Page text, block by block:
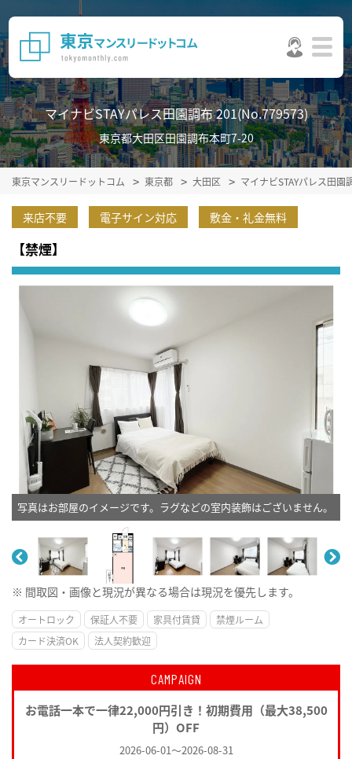
マイナビSTAYパレス田園調布 201(No.779573)
東京都大田区田園調布本町7-20
東京マンスリードットコム 東京都 大田区 マイナビSTAYパレス田園
来店不要 電子サイン対応 敷金・礼金無料
【禁煙】
写真はお部屋のイメージです。ラグなどの室内装飾はございません。
※ 間取図・画像と現況が異なる場合は現況を優先します。
オートロック 保証人不要 家具付賃貸
禁煙ルーム
カード決済OK
法人契約歓迎
CAMPAIGN
お電話一本で一律22,000円引き！初期費用（最大38,500
円）OFF
2026-06-01～2026-08-31